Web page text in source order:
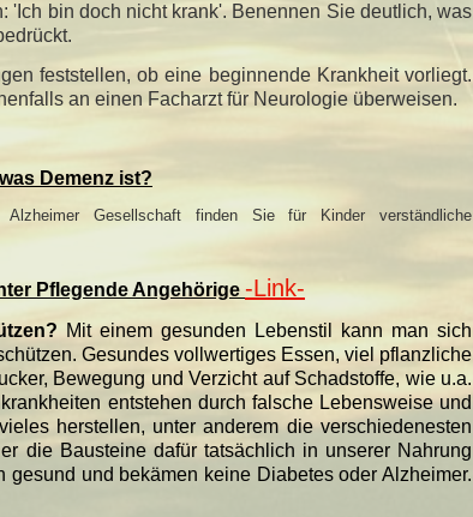
'Ich bin doch nicht krank'. Benennen Sie deutlich, was
feststellen, ob eine beginnende Krankheit vorliegt.
an einen Facharzt für Neurologie überweisen.
Demenz ist?
Gesellschaft finden Sie für Kinder verständliche
Pflegende Angehörige -Link-
Mit einem gesunden Lebenstil kann man sich
Gesundes vollwertiges Essen, viel pflanzliche
Bewegung und Verzicht auf Schadstoffe, wie u.a.
entstehen durch falsche Lebensweise und
herstellen, unter anderem die verschiedenesten
die Bausteine dafür tatsächlich in unserer Nahrung
und bekämen keine Diabetes oder Alzheimer.